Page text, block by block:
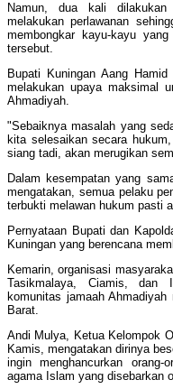
Namun, dua kali dilakukan
melakukan perlawanan
membongkar kayu-kayu
tersebut.
Bupati Kuningan Aang
melakukan upaya maksimal
Ahmadiyah.
"Sebaiknya masalah yang
kita selesaikan secara
siang tadi, akan merugikan
Dalam kesempatan yang
mengatakan, semua pelaku
terbukti melawan hukum pasti
Pernyataan Bupati dan
Kuningan yang berencana
Kemarin, organisasi
Tasikmalaya, Ciamis, dan
komunitas jamaah
Barat.
Andi Mulya, Ketua Kelompok
Kamis, mengatakan dirinya
ingin menghancurkan
agama Islam yang disebarkan